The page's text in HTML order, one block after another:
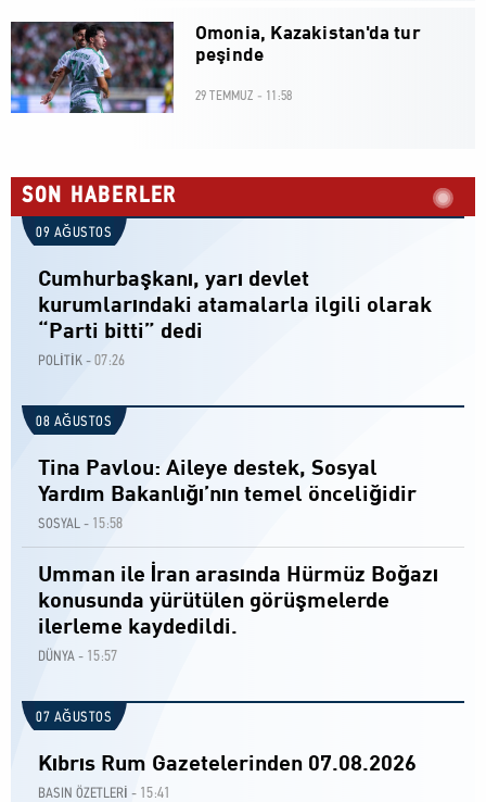
Omonia, Kazakistan'da tur
peşinde
29 TEMMUZ - 11:58
SON HABERLER
09 AĞUSTOS
Cumhurbaşkanı, yarı devlet
kurumlarındaki atamalarla ilgili olarak
“Parti bitti” dedi
POLİTİK - 07:26
08 AĞUSTOS
Tina Pavlou: Aileye destek, Sosyal
Yardım Bakanlığı’nın temel önceliğidir
SOSYAL - 15:58
Umman ile İran arasında Hürmüz Boğazı
konusunda yürütülen görüşmelerde
ilerleme kaydedildi.
DÜNYA - 15:57
07 AĞUSTOS
Kıbrıs Rum Gazetelerinden 07.08.2026
BASIN ÖZETLERİ - 15:41